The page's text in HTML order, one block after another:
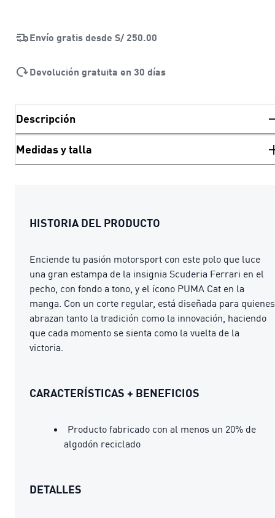
Envío gratis desde S/ 250.00
Devolución gratuita en 30 días
Descripción
Medidas y talla
HISTORIA DEL PRODUCTO
Enciende tu pasión motorsport con este polo que luce
una gran estampa de la insignia Scuderia Ferrari en el
pecho, con fondo a tono, y el ícono PUMA Cat en la
manga. Con un corte regular, está diseñada para quienes
abrazan tanto la tradición como la innovación, haciendo
que cada momento se sienta como la vuelta de la
victoria.
CARACTERÍSTICAS + BENEFICIOS
Producto fabricado con al menos un 20% de
algodón reciclado
DETALLES